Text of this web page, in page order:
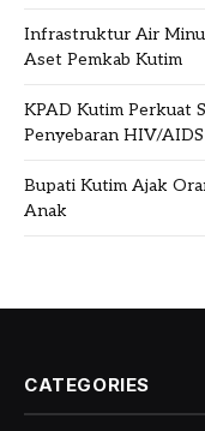
Infrastruktur Air
Aset Pemkab Kutim
KPAD Kutim Perkuat
Penyebaran HIV/AIDS
Bupati Kutim Ajak
Anak
CATEGORIES